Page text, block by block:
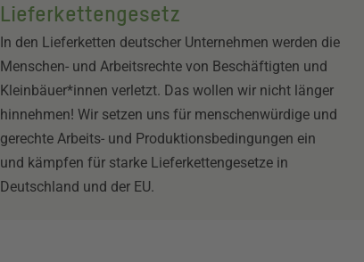
Lieferkettengesetz
In den Lieferketten deutscher Unternehmen werden die
Menschen- und Arbeitsrechte von Beschäftigten und
Kleinbäuer*innen verletzt. Das wollen wir nicht länger
hinnehmen! Wir setzen uns für menschenwürdige und
gerechte Arbeits- und Produktionsbedingungen ein
und kämpfen für starke Lieferkettengesetze in
Deutschland und der EU.